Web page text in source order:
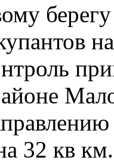
32 кв км.